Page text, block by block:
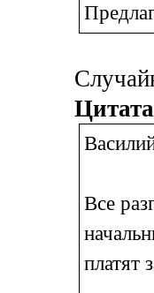
Все
платят